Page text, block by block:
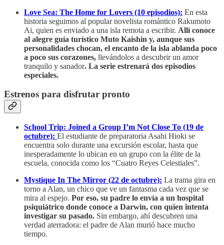
Love Sea: The Home for Lovers (10 episodios): En esta
historia seguimos al popular novelista romántico Rakumoto
Ai, quien es enviado a una isla remota a escribir. Allí conoce
al alegre guía turístico Muto Kaishin y, aunque sus
personalidades chocan, el encanto de la isla ablanda poco
a poco sus corazones, llevándolos a descubrir un amor
tranquilo y sanador. La serie estrenará dos episodios
especiales.
Estrenos para disfrutar pronto
School Trip: Joined a Group I’m Not Close To (19 de
octubre): El estudiante de preparatoria Asahi Hioki se
encuentra solo durante una excursión escolar, hasta que
inesperadamente lo ubican en un grupo con la élite de la
escuela, conocida como los “Cuatro Reyes Celestiales”.
Mystique In The Mirror (22 de octubre): La trama gira en
torno a Alan, un chico que ve un fantasma cada vez que se
mira al espejo. Por eso, su padre lo envía a un hospital
psiquiátrico donde conoce a Darwin, con quien intenta
investigar su pasado. Sin embargo, ahí descubren una
verdad aterradora: el padre de Alan murió hace mucho
tiempo.